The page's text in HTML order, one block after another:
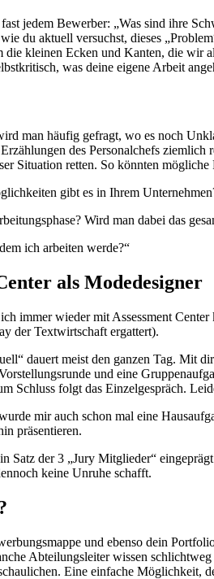
jedem Bewerber: „Was sind ihre
du aktuell versuchst, dieses
kleinen Ecken und Kanten, die wir
was deine eigene Arbeit
man häufig gefragt, wo es noch
des Personalchefs
Situation retten. So könnten mögliche
gibt es in Ihrem
Wird man dabei das
ich arbeiten werde?“
als Modedesigner
immer wieder mit Assessment
der Textwirtschaft ergattert).
dauert meist den ganzen Tag. Mit
und eine
Schluss folgt das Einzelgespräch.
mir auch schon mal eine
präsentieren.
Satz der 3 „Jury Mitglieder“
keine Unruhe schafft.
und ebenso dein
Abteilungsleiter wissen
Eine einfache Möglichkeit,